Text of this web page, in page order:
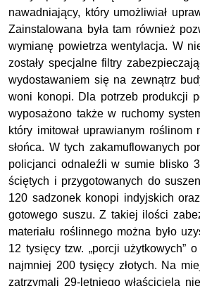
nawadniający, który umożliwiał
Zainstalowana była tam również
wymianę powietrza wentylacja. W
zostały specjalne filtry
wydostawaniem się na zewnątrz
woni konopi. Dla potrzeb produkcji
wyposażono także w ruchomy
który imitował uprawianym roślinom
słońca. W tych zakamuflowanych
policjanci odnaleźli w sumie blisko
ściętych i przygotowanych do
120 sadzonek konopi indyjskich
gotowego suszu. Z takiej ilości
materiału roślinnego można było
12 tysięcy tzw. „porcji użytkowych”
najmniej 200 tysięcy złotych. Na
zatrzymali 29-letniego właściciela